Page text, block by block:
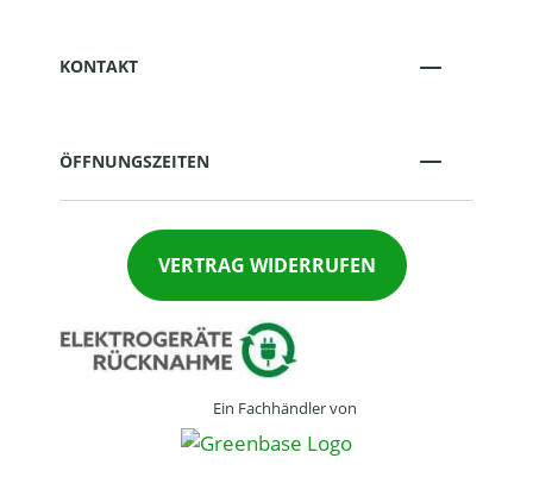
KONTAKT
ÖFFNUNGSZEITEN
VERTRAG WIDERRUFEN
Ein Fachhändler von